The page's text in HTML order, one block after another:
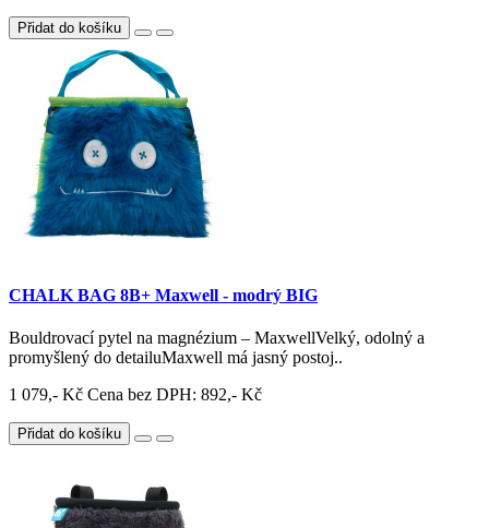
Přidat do košíku
CHALK BAG 8B+ Maxwell - modrý BIG
Bouldrovací pytel na magnézium – MaxwellVelký, odolný a
promyšlený do detailuMaxwell má jasný postoj..
1 079,- Kč Cena bez DPH: 892,- Kč
Přidat do košíku